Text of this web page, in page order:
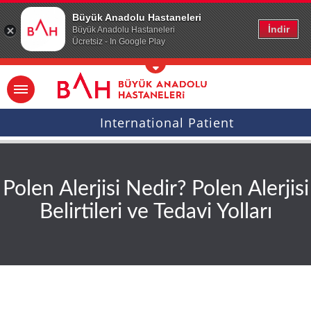
Büyük Anadolu Hastaneleri
Büyük Anadolu Hastaneleri
Ücretsiz - In Google Play
İndir
Ana icerige atla
International Patient
Polen Alerjisi Nedir? Polen Alerjisi
Belirtileri ve Tedavi Yolları